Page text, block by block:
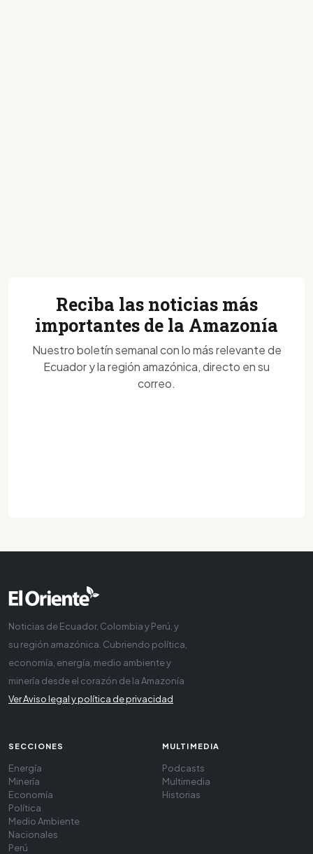
Reciba las noticias más
importantes de la Amazonía
Nuestro boletín semanal con lo más relevante de
Ecuador y la región amazónica, directo en su
correo.
Noticias de Ecuador, Colombia y Perú, y
su región amazónica. Cubriendo política,
economía, energía, medio ambiente y
minería desde el corazón de la Amazonía
Ver Aviso legal y política de privacidad
SECCIONES
Energía
Minería
Economía
Política
Medio Ambiente
Nacionales
Perú
MULTIMEDIA
Podcasts
Multimedia
Historias